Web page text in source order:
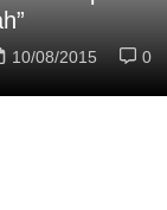
10/08/2015 0